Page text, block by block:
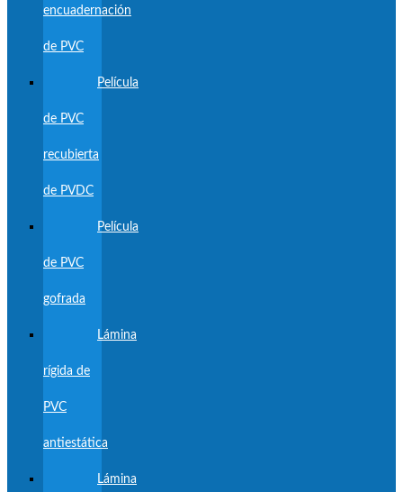
encuadernación
de PVC
Película
de PVC
recubierta
de PVDC
Película
de PVC
gofrada
Lámina
rígida de
PVC
antiestática
Lámina